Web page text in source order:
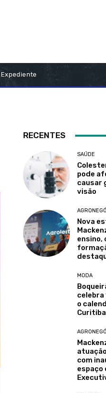
Expediente
RECENTES
SAÚDE
pode
causar
visão
Nova
ensino,
MODA
celebra
o
Curitiba
com
espaço